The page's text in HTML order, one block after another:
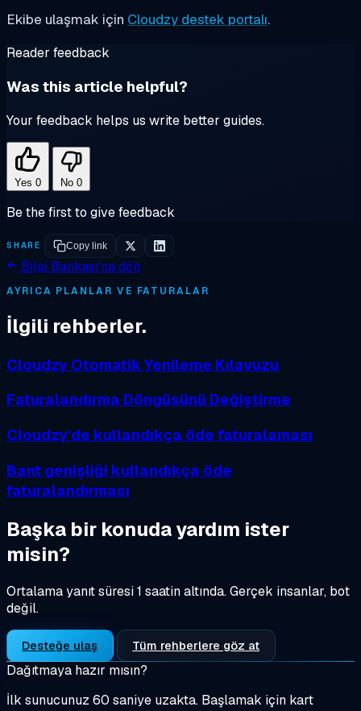
Ekibe ulaşmak için Cloudzy destek portalı.
Reader feedback
Was this article helpful?
Your feedback helps us write better guides.
Yes 0 No 0
Be the first to give feedback
SHARE Copy link
Bilgi Bankası'na dön
AYRICA PLANLAR VE FATURALAR
İlgili rehberler.
Cloudzy Otomatik Yenileme Kılavuzu
Faturalandırma Döngüsünü Değiştirme
Cloudzy'de kullandıkça öde faturalaması
Bant genişliği kullandıkça öde
faturalandırması
Başka bir konuda yardım ister
misin?
Ortalama yanıt süresi 1 saatin altında. Gerçek insanlar, bot
değil.
Desteğe ulaş Tüm rehberlere göz at
Dağıtmaya hazır mısın?
İlk sunucunuz 60 saniye uzakta. Başlamak için kart